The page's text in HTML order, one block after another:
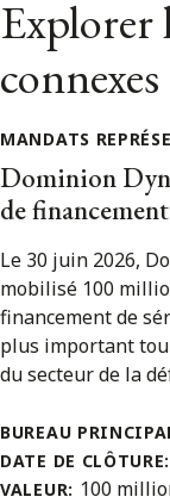
Explorer
connexes
MANDATS
Dominion
de
Le 30 juin 2026,
mobilisé 100
financement de
plus important
du secteur de la
BUREAU
DATE DE CLÔTURE:
VALEUR: 100